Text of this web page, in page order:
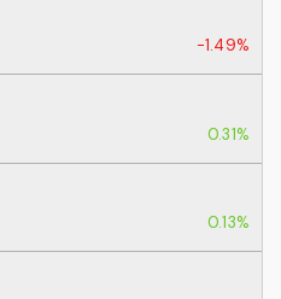
-1.49%
0.31%
0.13%